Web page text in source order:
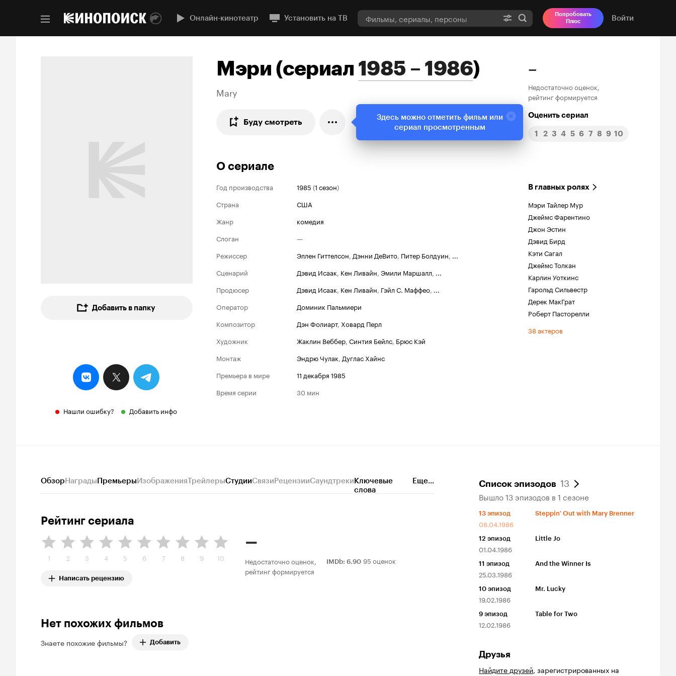
Онлайн-кинотеатр Установить на ТВ
Попробовать
Плюс
Войти
Добавить в папку
Нашли ошибку? Добавить инфо
Мэри (сериал 1985 – 1986)
Mary
Буду смотреть
–
Недостаточно оценок,
рейтинг формируется
Оценить сериал
1 2 3 4 5 6 7 8 9 10
О сериале
Год производства 1985 (1 сезон)
Страна
США
Жанр
комедия
Слоган
—
Режиссер
Эллен Гиттелсон, Дэнни ДеВито, Питер Болдуин, ...
Сценарий
Дэвид Исаак, Кен Ливайн, Эмили Маршалл, ...
Продюсер
Дэвид Исаак, Кен Ливайн, Гэйл С. Маффео, ...
Оператор
Доминик Пальмиери
Композитор
Дэн Фолиарт, Ховард Перл
Художник
Жаклин Веббер, Синтия Бейлс, Брюс Кэй
Монтаж
Эндрю Чулак, Дуглас Хайнс
Премьера в мире
11 декабря 1985
Время серии
30 мин
В главных ролях
Мэри Тайлер Мур
Джеймс Фарентино
Джон Эстин
Дэвид Бирд
Кэти Сагал
Джеймс Толкан
Карлин Уоткинс
Гарольд Сильвестр
Дерек МакГрат
Роберт Пасторелли
38 актеров
ОбзорНаградыПремьерыИзображенияТрейлерыСтудииСвязиРецензииСаундтрекиКлючевые
слова
Еще...
Рейтинг сериала
1 2 3 4 5 6 7 8 9 10
Написать рецензию
–
Недостаточно оценок,
рейтинг формируется
IMDb: 6.90 95 оценок
Нет похожих фильмов
Знаете похожие фильмы? Добавить
Список эпизодов 13
Вышло 13 эпизодов в 1 сезоне
13 эпизод
08.04.1986
Steppin' Out with Mary Brenner
12 эпизод
01.04.1986
Little Jo
11 эпизод
25.03.1986
And the Winner Is
10 эпизод
19.02.1986
Mr. Lucky
9 эпизод
12.02.1986
Table for Two
Друзья
Найдите друзей, зарегистрированных на
Здесь можно отметить фильм или
сериал просмотренным